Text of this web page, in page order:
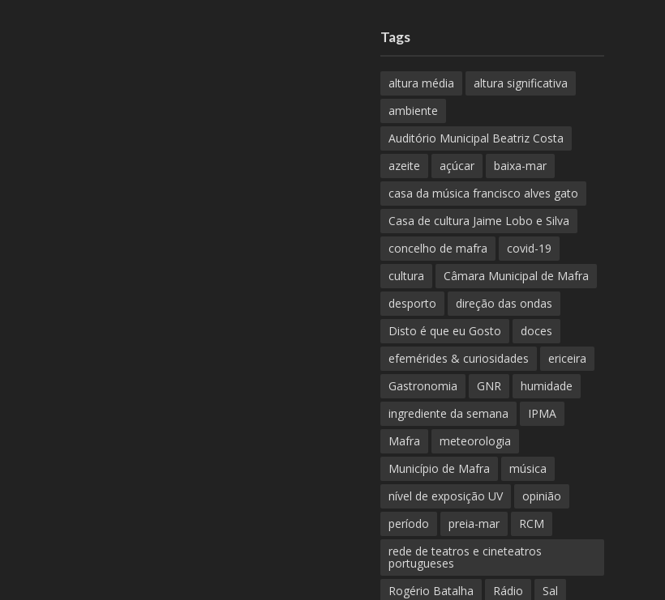
Tags
altura média
altura significativa
ambiente
Auditório Municipal Beatriz Costa
azeite
açúcar
baixa-mar
casa da música francisco alves gato
Casa de cultura Jaime Lobo e Silva
concelho de mafra
covid-19
cultura
Câmara Municipal de Mafra
desporto
direção das ondas
Disto é que eu Gosto
doces
efemérides & curiosidades
ericeira
Gastronomia
GNR
humidade
ingrediente da semana
IPMA
Mafra
meteorologia
Município de Mafra
música
nível de exposição UV
opinião
período
preia-mar
RCM
rede de teatros e cineteatros
portugueses
Rogério Batalha
Rádio Sal